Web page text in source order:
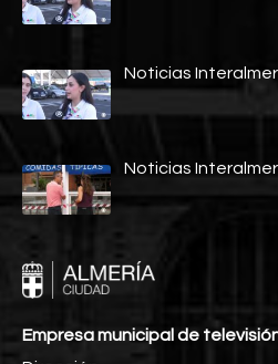
Noticias
Noticias
Empresa municipal de